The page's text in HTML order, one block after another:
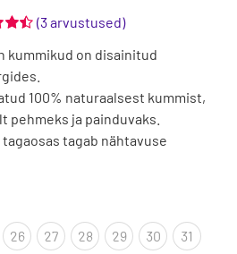
(3arvustused)
kummikud on disainitud
100% naturaalsest kummist,
pehmeks ja painduvaks.
tagab nähtavuse
26 27 28 29 30
31